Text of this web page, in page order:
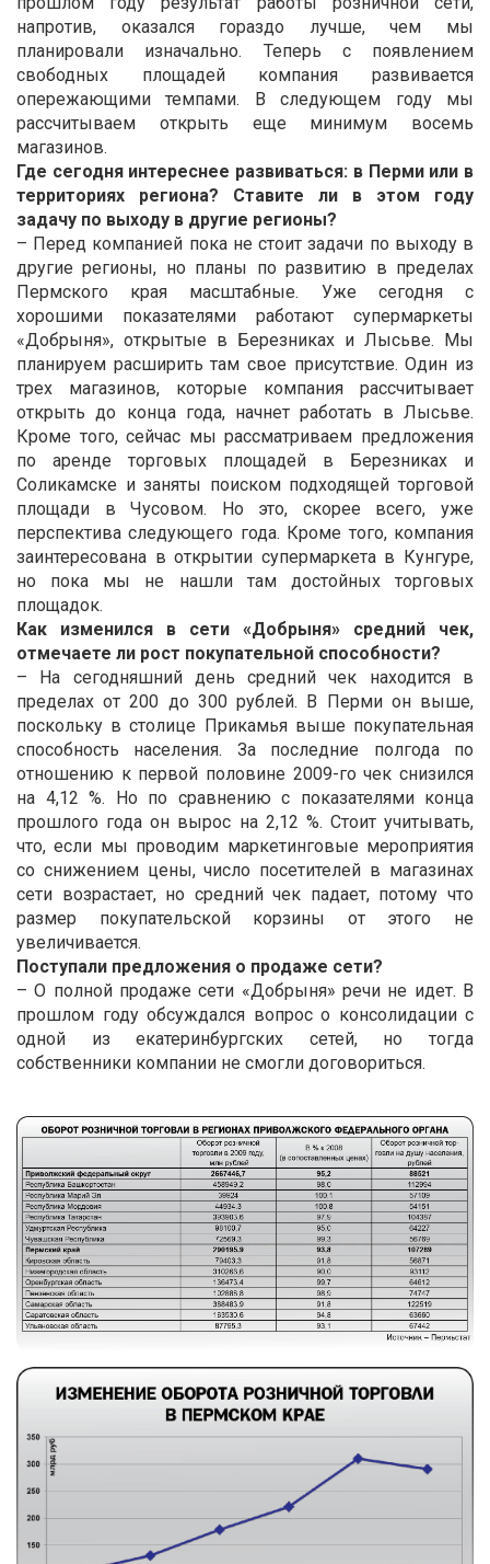
напротив, оказался гораздо лучше, чем мы
планировали изначально. Теперь с появлением
свободных площадей компания развивается
опережающими темпами. В следующем году мы
рассчитываем открыть еще минимум восемь
магазинов.
Где сегодня интереснее развиваться: в Перми или в
территориях региона? Ставите ли в этом году
задачу по выходу в другие регионы?
– Перед компанией пока не стоит задачи по выходу в
другие регионы, но планы по развитию в пределах
Пермского края масштабные. Уже сегодня с
хорошими показателями работают супермаркеты
«Добрыня», открытые в Березниках и Лысьве. Мы
планируем расширить там свое присутствие. Один из
трех магазинов, которые компания рассчитывает
открыть до конца года, начнет работать в Лысьве.
Кроме того, сейчас мы рассматриваем предложения
по аренде торговых площадей в Березниках и
Соликамске и заняты поиском подходящей торговой
площади в Чусовом. Но это, скорее всего, уже
перспектива следующего года. Кроме того, компания
заинтересована в открытии супермаркета в Кунгуре,
но пока мы не нашли там достойных торговых
площадок.
Как изменился в сети «Добрыня» средний чек,
отмечаете ли рост покупательной способности?
– На сегодняшний день средний чек находится в
пределах от 200 до 300 рублей. В Перми он выше,
поскольку в столице Прикамья выше покупательная
способность населения. За последние полгода по
отношению к первой половине 2009-го чек снизился
на 4,12 %. Но по сравнению с показателями конца
прошлого года он вырос на 2,12 %. Стоит учитывать,
что, если мы проводим маркетинговые мероприятия
со снижением цены, число посетителей в магазинах
сети возрастает, но средний чек падает, потому что
размер покупательской корзины от этого не
увеличивается.
Поступали предложения о продаже сети?
– О полной продаже сети «Добрыня» речи не идет. В
прошлом году обсуждался вопрос о консолидации с
одной из екатеринбургских сетей, но тогда
собственники компании не смогли договориться.